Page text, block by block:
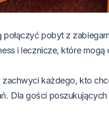
pobyt z
i lecznicze, które mogą
każdego, kto
Dla gości poszukujących